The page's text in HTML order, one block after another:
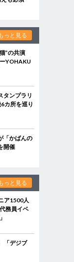
っと見る
”の共演
YOHAKU
タンプラリ
カ所を巡り
「かばんの
開催
っと見る
ア1500人
務員イベ
「デジブ